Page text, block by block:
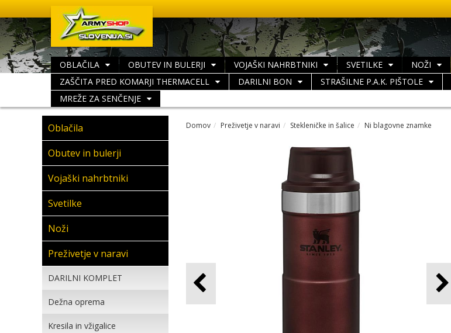
OBLAČILA OBUTEV IN BULERJI VOJAŠKI NAHRBTNIKI SVETILKE NOŽI
ZAŠČITA PRED KOMARJI THERMACELL
DARILNI BON STRAŠILNE P.A.K. PIŠTOLE
MREŽE ZA SENČENJE
Oblačila
Obutev in bulerji
Vojaški nahrbtniki
Svetilke
Noži
Preživetje v naravi
DARILNI KOMPLET
Dežna oprema
Kresila in vžigalice
Domov Preživetje v naravi Stekleničke in šalice Ni blagovne znamke